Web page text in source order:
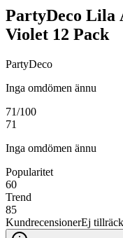
PartyDeco Lila
Violet 12 Pack
PartyDeco
Inga omdömen ännu
71/100
71
Inga omdömen ännu
Popularitet
60
Trend
85
KundrecensionerEj